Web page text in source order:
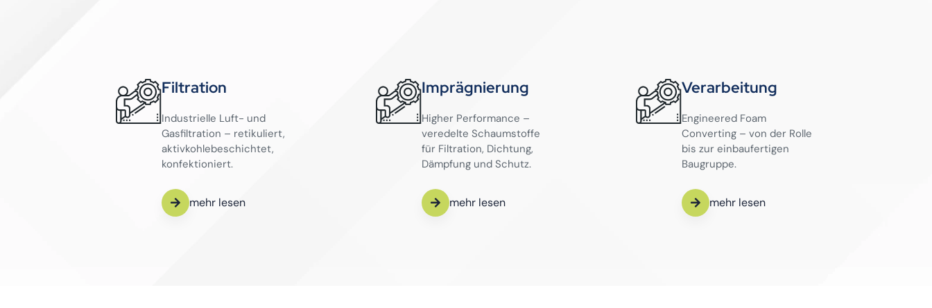
Filtration
Industrielle Luft- und
Gasfiltration – retikuliert,
aktivkohlebeschichtet,
konfektioniert.
mehr lesen
Imprägnierung
Higher Performance –
veredelte Schaumstoffe
für Filtration, Dichtung,
Dämpfung und Schutz.
mehr lesen
Verarbeitung
Engineered Foam
Converting – von der Rolle
bis zur einbaufertigen
Baugruppe.
mehr lesen